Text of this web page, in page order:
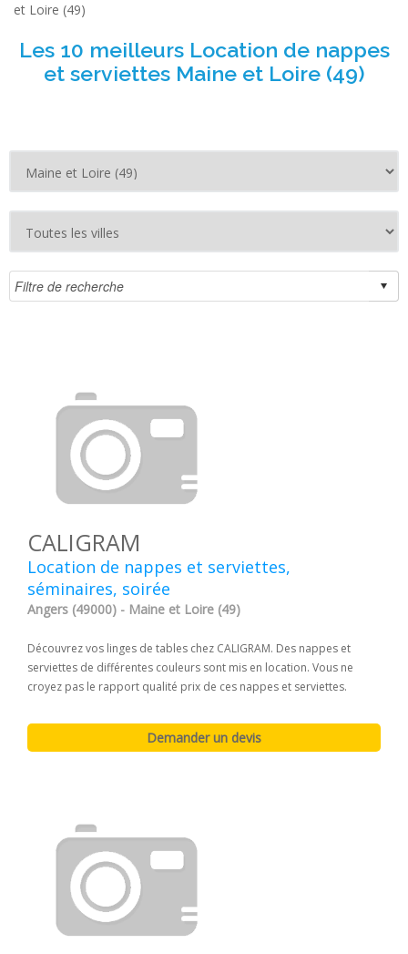
et Loire (49)
Les 10 meilleurs Location de nappes
et serviettes Maine et Loire (49)
CALIGRAM
Location de nappes et serviettes,
séminaires, soirée
Angers (49000) - Maine et Loire (49)
Découvrez vos linges de tables chez CALIGRAM. Des nappes et
serviettes de différentes couleurs sont mis en location. Vous ne
croyez pas le rapport qualité prix de ces nappes et serviettes.